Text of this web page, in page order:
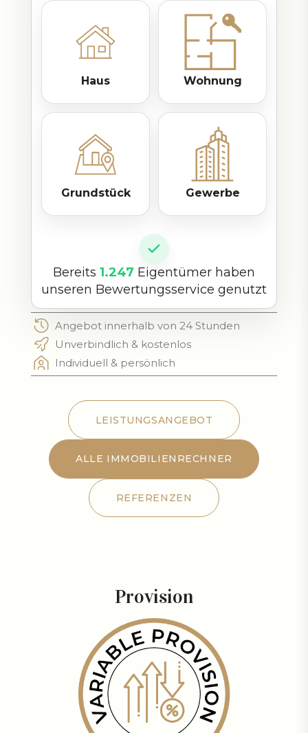
Haus Wohnung
Grundstück Gewerbe
Bereits 1.247 Eigentümer haben
unseren Bewertungsservice genutzt
Angebot innerhalb von 24 Stunden
Unverbindlich & kostenlos
Individuell & persönlich
LEISTUNGSANGEBOT
LEISTUNGSANGEBOT
ALLE IMMOBILIENRECHNER
ALLE IMMOBILIENRECHNER
REFERENZEN
REFERENZEN
Provision